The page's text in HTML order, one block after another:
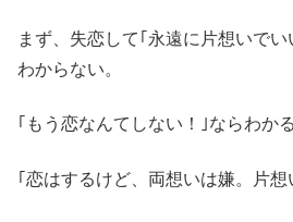
まず、失恋して｢永遠に片想いでい
わからない。
｢もう恋なんてしない！｣ならわかる
｢恋はするけど、両想いは嫌。片